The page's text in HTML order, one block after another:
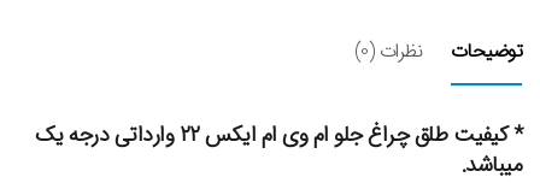
توضیحات نظرات (0)
* کیفیت طلق چراغ جلو ام وی ام ایکس ۲۲ وارداتی درجه یک
میباشد.